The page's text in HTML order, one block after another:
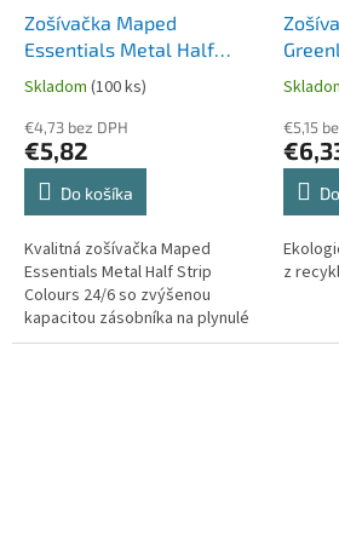
Zošívačka Maped
Essentials Metal Half
Strip Colours 24/6 - na 20
alebo 25 listov
Skladom (100 ks)
€4,73 bez DPH
€5,82
Do košíka
Kvalitná zošívačka Maped
Essentials Metal Half Strip
Colours 24/6 so zvýšenou
kapacitou zásobníka na plynulé
zošívanie.
- na
€5,15
z